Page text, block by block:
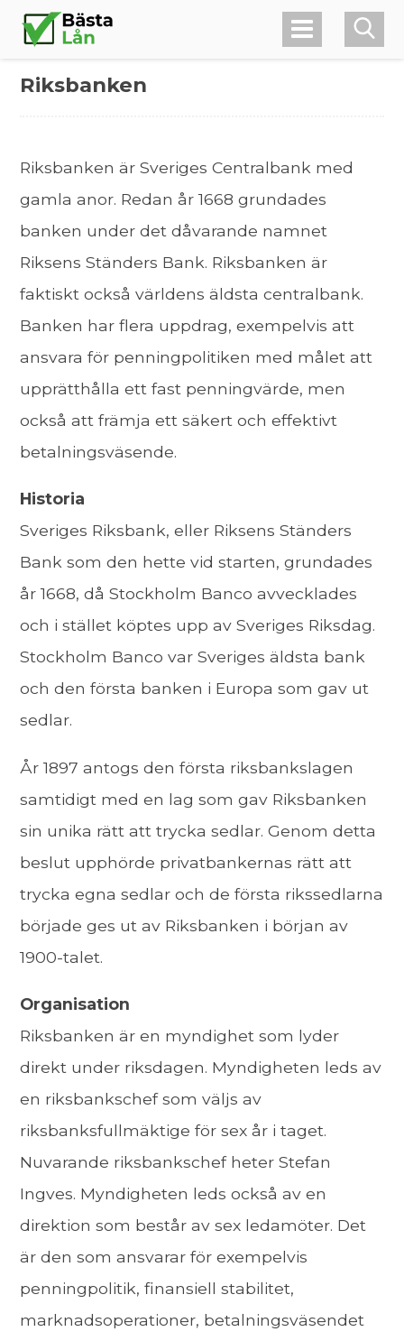
Riksbanken
Riksbanken är Sveriges Centralbank med
gamla anor. Redan år 1668 grundades
banken under det dåvarande namnet
Riksens Ständers Bank. Riksbanken är
faktiskt också världens äldsta centralbank.
Banken har flera uppdrag, exempelvis att
ansvara för penningpolitiken med målet att
upprätthålla ett fast penningvärde, men
också att främja ett säkert och effektivt
betalningsväsende.
Historia
Sveriges Riksbank, eller Riksens Ständers
Bank som den hette vid starten, grundades
år 1668, då Stockholm Banco avvecklades
och i stället köptes upp av Sveriges Riksdag.
Stockholm Banco var Sveriges äldsta bank
och den första banken i Europa som gav ut
sedlar.
År 1897 antogs den första riksbankslagen
samtidigt med en lag som gav Riksbanken
sin unika rätt att trycka sedlar. Genom detta
beslut upphörde privatbankernas rätt att
trycka egna sedlar och de första rikssedlarna
började ges ut av Riksbanken i början av
1900-talet.
Organisation
Riksbanken är en myndighet som lyder
direkt under riksdagen. Myndigheten leds av
en riksbankschef som väljs av
riksbanksfullmäktige för sex år i taget.
Nuvarande riksbankschef heter Stefan
Ingves. Myndigheten leds också av en
direktion som består av sex ledamöter. Det
är den som ansvarar för exempelvis
penningpolitik, finansiell stabilitet,
marknadsoperationer, betalningsväsendet